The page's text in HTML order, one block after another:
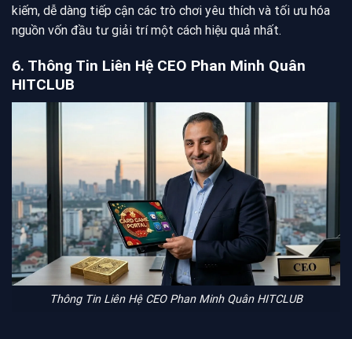
kiếm, dễ dàng tiếp cận các trò chơi yêu thích và tối ưu hóa
nguồn vốn đầu tư giải trí một cách hiệu quả nhất.
6. Thông Tin Liên Hệ CEO Phan Minh Quân
HITCLUB
Thông Tin Liên Hệ CEO Phan Minh Quân HITCLUB